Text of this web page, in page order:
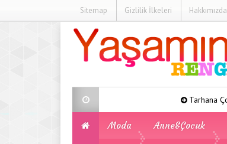
Sitemap Gizlilik İlkeleri Hakkımızda
Tarhana Çorbası
Moda Anne&Çocuk